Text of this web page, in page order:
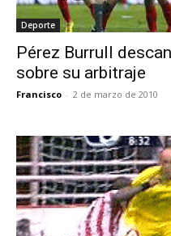
Deporte
Pérez Burrull
sobre su arbitraje
Francisco - 2 de marzo de 2010